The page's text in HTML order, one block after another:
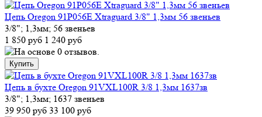
Цепь Oregon 91P056E Xtraguard 3/8" 1,3мм 56 звеньев
3/8"; 1,3мм; 56 звеньев
1 850 руб 1 240 руб
Цепь в бухте Oregon 91VXL100R 3/8 1,3мм 1637зв
3/8"; 1,3мм; 1637 звеньев
39 950 руб 33 100 руб